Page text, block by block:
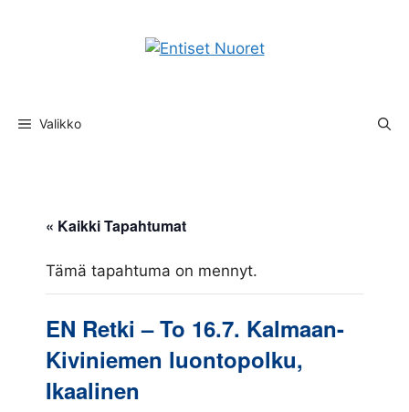
Valikko
« Kaikki Tapahtumat
Tämä tapahtuma on mennyt.
EN Retki – To 16.7. Kalmaan-
Kiviniemen luontopolku,
Ikaalinen